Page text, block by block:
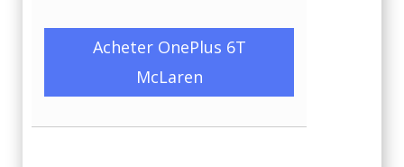
Acheter OnePlus 6T
McLaren